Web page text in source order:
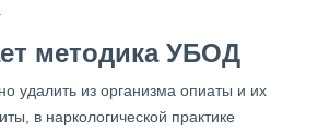
методика УБОД
удалить из организма опиаты и их
в наркологической практике